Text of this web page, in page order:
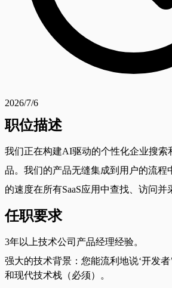
2026/7/6
职位描述
我们正在构建AI驱动的个性化企业搜索
品。我们的产品无缝集成到用户的流程
的速度在所有SaaS应用中查找、访问并
任职要求
3年以上技术公司产品经理经验。
强大的技术背景：您能流利地说‘开发
和现代技术栈（必须）。